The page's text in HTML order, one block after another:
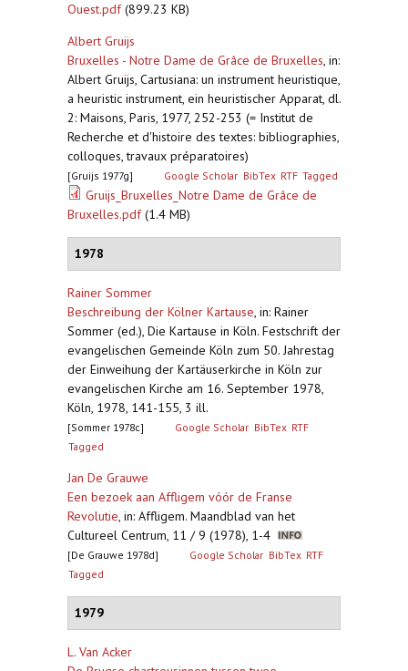
Ouest.pdf(899.23 KB)
Albert Gruijs
Bruxelles - Notre Dame de Grâce de Bruxelles, in:
Albert Gruijs, Cartusiana: un instrument heuristique,
a heuristic instrument, ein heuristischer Apparat, dl.
2: Maisons, Paris, 1977, 252-253 (= Institut de
Recherche et d'histoire des textes: bibliographies,
colloques, travaux préparatoires)
[Gruijs 1977g] Google Scholar BibTex RTF Tagged
Gruijs_Bruxelles_Notre Dame de Grâce de
Bruxelles.pdf(1.4 MB)
1978
Rainer Sommer
Beschreibung der Kölner Kartause, in: Rainer
Sommer (ed.), Die Kartause in Köln. Festschrift der
evangelischen Gemeinde Köln zum 50. Jahrestag
der Einweihung der Kartäuserkirche in Köln zur
evangelischen Kirche am 16. September 1978,
Köln, 1978, 141-155, 3 ill.
[Sommer 1978c] Google Scholar BibTex RTF
Tagged
Jan De Grauwe
Een bezoek aan Affligem vóór de Franse
Revolutie, in: Affligem. Maandblad van het
Cultureel Centrum, 11 / 9 (1978), 1-4
[De Grauwe 1978d] Google Scholar BibTex RTF
Tagged
1979
L. Van Acker